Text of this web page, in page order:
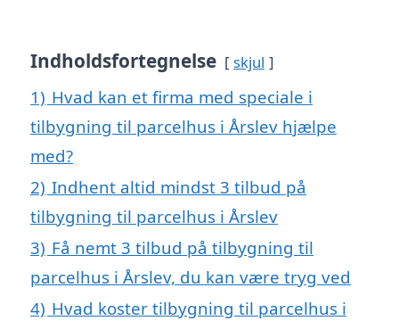
Indholdsfortegnelse skjul
1) Hvad kan et firma med speciale i
tilbygning til parcelhus i Årslev hjælpe
med?
2) Indhent altid mindst 3 tilbud på
tilbygning til parcelhus i Årslev
3) Få nemt 3 tilbud på tilbygning til
parcelhus i Årslev, du kan være tryg ved
4) Hvad koster tilbygning til parcelhus i